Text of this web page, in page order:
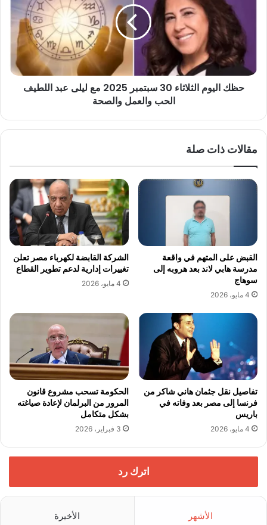
سبتمبر
2025
عبد
اللطيف
حظك اليوم الثلاثاء 30 سبتمبر 2025 مع ليلى عبد اللطيف
الحب والعمل والصحة
مقالات ذات صلة
القبض على المتهم في واقعة
مدرسة هابي لاند بعد هروبه إلى
سوهاج
4 مايو، 2026
الشركة القابضة لكهرباء مصر تعلن
تغييرات إدارية لدعم تطوير القطاع
4 مايو، 2026
تفاصيل نقل جثمان هاني شاكر من
فرنسا إلى مصر بعد وفاته في
باريس
4 مايو، 2026
الحكومة تسحب مشروع قانون
المرور من البرلمان لإعادة صياغته
بشكل متكامل
3 فبراير، 2026
اترك رد
الأشهر الأخيرة